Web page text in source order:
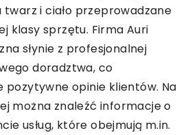
i ciało przeprowadzane
klasy sprzętu. Firma Auri
słynie z profesjonalnej
doradztwa, co
pozytywne opinie klientów. Na
można znaleźć informacje o
usług, które obejmują m.in.